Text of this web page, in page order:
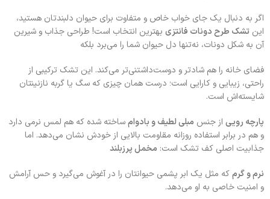
اگر به دنبال یک جای خواب خاص و متفاوت برای حیوان دلبندتان هستید،
این تشک طرح دونات فانتزی بهترین انتخاب است! طراحی جذاب و شیرین
آن به شکل دونات، نه‌تنها دل حیوان شما را می‌برد بلکه
فضای خانه را هم شادتر و دوست‌داشتنی‌تر می‌کند. این تشک ترکیبی از
راحتی، زیبایی و کارایی است؛ درست همان چیزی که سگ یا گربه‌ نازنینتان
شایسته‌اش است.
پارچه رویی از جنس مبلی لطیف و بادوامساخته شده که هم لمس نرمی دارد
و هم در برابر استفاده روزانه مقاومت بالایی از خودش نشان می‌دهد. اما
جذابیت اصلی کف تشک است: مخمل پرزبلند
نرم و گرمکه مثل یک ابر پشمی حیوانتان را در آغوش می‌گیرد و حس آرامش
و امنیت خاصی به او می‌دهد.